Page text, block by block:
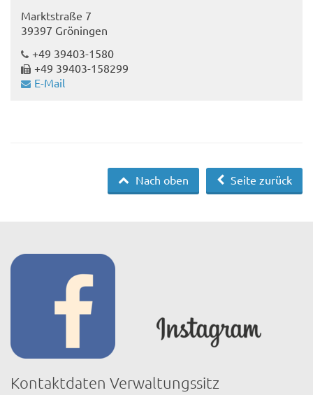
Marktstraße 7
39397 Gröningen
+49 39403-1580
+49 39403-158299
E-Mail
Seite zurück
Nach oben
Kontaktdaten Verwaltungssitz